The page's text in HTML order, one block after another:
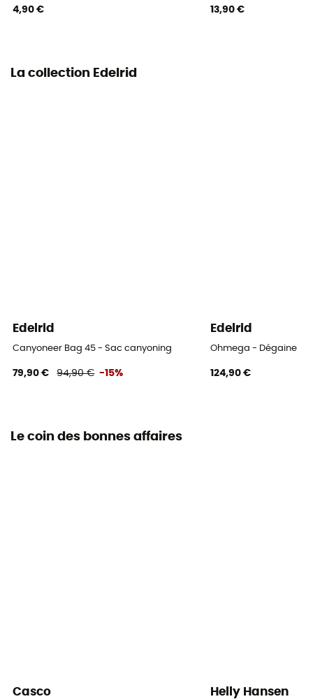
4,90 € 13,90 €
La collection Edelrid
Edelrid
Canyoneer Bag 45 - Sac canyoning
79,90 € 94,90 € -15%
Edelrid
Ohmega - Dégaine
124,90 €
Le coin des bonnes affaires
Casco Helly Hansen